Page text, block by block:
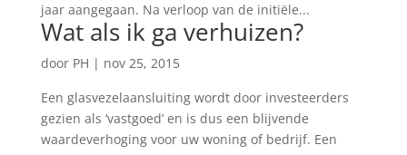
jaar aangegaan. Na verloop van de initiële...
Wat als ik ga verhuizen?
door PH | nov 25, 2015
Een glasvezelaansluiting wordt door investeerders
gezien als ‘vastgoed’ en is dus een blijvende
waardeverhoging voor uw woning of bedrijf. Een